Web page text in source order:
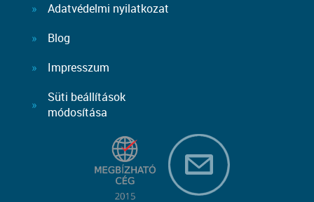
Adatvédelmi nyilatkozat
Blog
Impresszum
Süti beállítások
módosítása